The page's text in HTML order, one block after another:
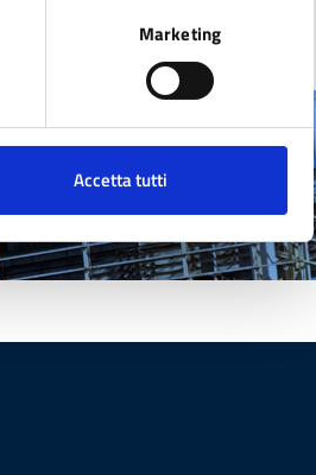
Marketing
Accetta tutti